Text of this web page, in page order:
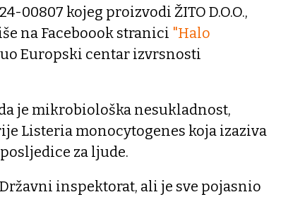
00807 kojeg proizvodi ŽITO D.O.O.,
na Faceboook stranici "Halo
Europski centar izvrsnosti
je mikrobiološka nesukladnost,
Listeria monocytogenes koja izaziva
za ljude.
inspektorat, ali je sve pojasnio